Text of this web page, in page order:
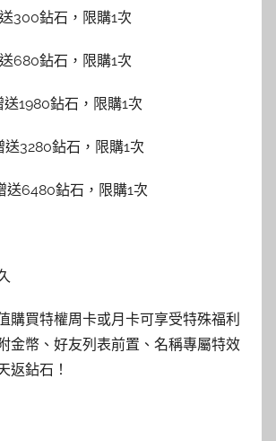
300鉆石，限購1次
680鉆石，限購1次
1980鉆石，限購1次
送3280鉆石，限購1次
送6480鉆石，限購1次
購買特權周卡或月卡可享受特殊福利
金幣、好友列表前置、名稱專屬特效
返鉆石！